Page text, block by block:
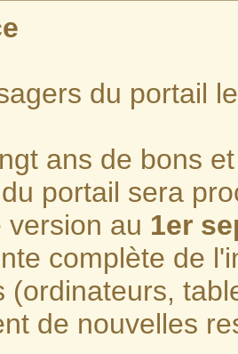
du portail
ans de bons
portail sera
version au 1er
complète de
(ordinateurs,
de nouvelles